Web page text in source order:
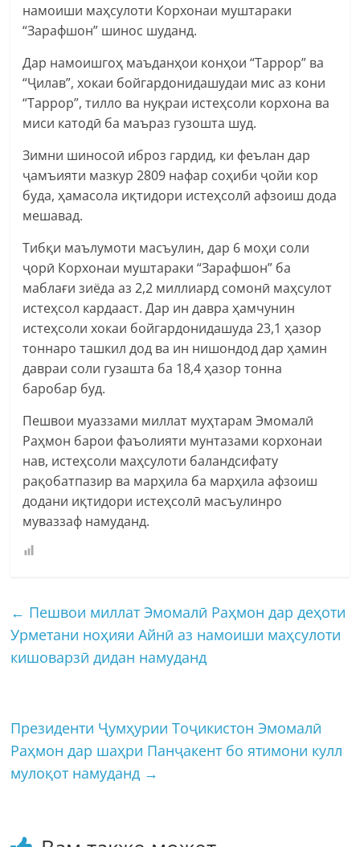
намоиши маҳсулоти Корхонаи муштараки
“Зарафшон” шинос шуданд.
Дар намоишгоҳ маъданҳои конҳои “Таррор” ва
“Ҷилав”, хокаи бойгардонидашудаи мис аз кони
“Таррор”, тилло ва нуқраи истеҳсоли корхона ва
миси катодӣ ба маъраз гузошта шуд.
Зимни шиносоӣ иброз гардид, ки феълан дар
ҷамъияти мазкур 2809 нафар соҳиби ҷойи кор
буда, ҳамасола иқтидори истеҳсолӣ афзоиш дода
мешавад.
Тибқи маълумоти масъулин, дар 6 моҳи соли
ҷорӣ Корхонаи муштараки “Зарафшон” ба
маблағи зиёда аз 2,2 миллиард сомонӣ маҳсулот
истеҳсол кардааст. Дар ин давра ҳамчунин
истеҳсоли хокаи бойгардонидашуда 23,1 ҳазор
тоннаро ташкил дод ва ин нишондод дар ҳамин
давраи соли гузашта ба 18,4 ҳазор тонна
баробар буд.
Пешвои муаззами миллат муҳтарам Эмомалӣ
Раҳмон барои фаъолияти мунтазами корхонаи
нав, истеҳсоли маҳсулоти баландсифату
рақобатпазир ва марҳила ба марҳила афзоиш
додани иқтидори истеҳсолӣ масъулинро
муваззаф намуданд.
← Пешвои миллат Эмомалӣ Раҳмон дар деҳоти
Урметани ноҳияи Айнӣ аз намоиши маҳсулоти
кишоварзӣ дидан намуданд
Президенти Ҷумҳурии Тоҷикистон Эмомалӣ
Раҳмон дар шаҳри Панҷакент бо ятимони кулл
мулоқот намуданд →